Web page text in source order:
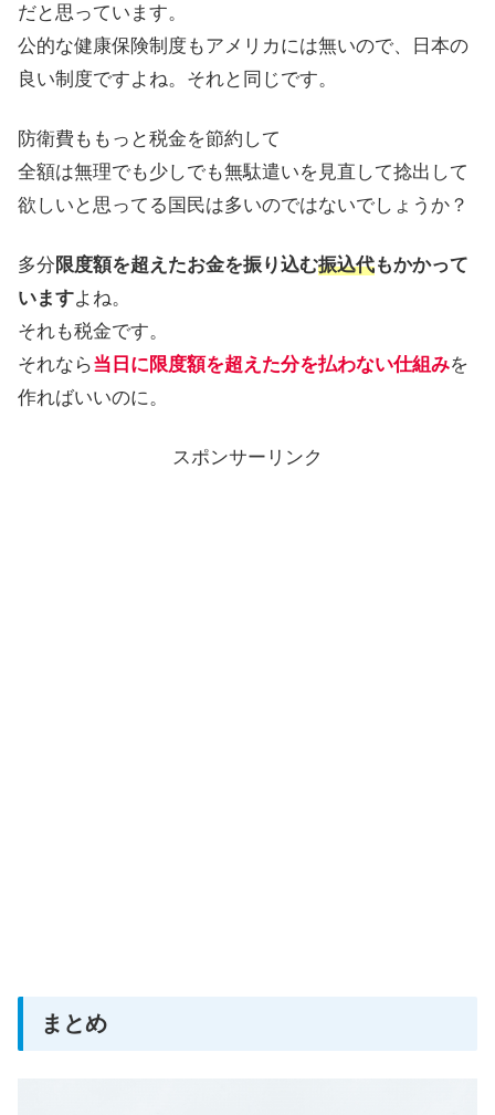
だと思っています。
公的な健康保険制度もアメリカには無いので、日本の
良い制度ですよね。それと同じです。
防衛費ももっと税金を節約して
全額は無理でも少しでも無駄遣いを見直して捻出して
欲しいと思ってる国民は多いのではないでしょうか？
多分 限度額を超えたお金を振り込む振込代もかかって
いますよね。
それも税金です。
それなら当日に限度額を超えた分を払わない仕組みを
作ればいいのに。
スポンサーリンク
まとめ